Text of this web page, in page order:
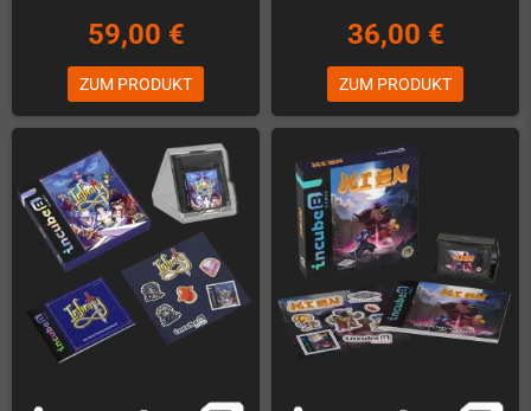
59,00 €
ZUM PRODUKT
36,00 €
ZUM PRODUKT